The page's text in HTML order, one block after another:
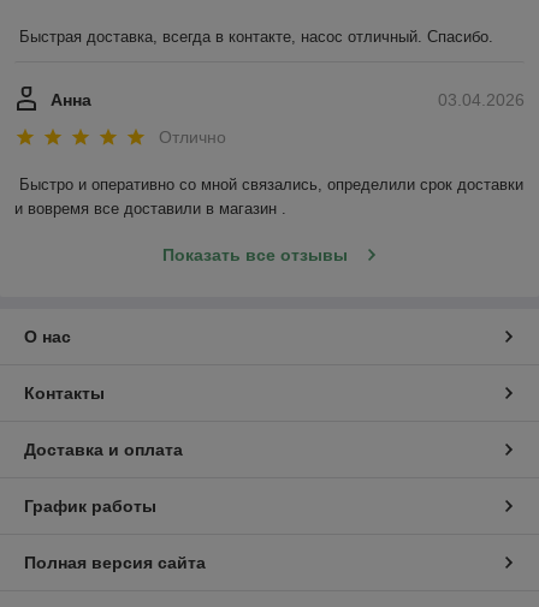
Быстрая доставка, всегда в контакте, насос отличный. Спасибо.
03.04.2026
Анна
Отлично
Быстро и оперативно со мной связались, определили срок доставки
и вовремя все доставили в магазин .
Показать все отзывы
О нас
Контакты
Доставка и оплата
График работы
Полная версия сайта